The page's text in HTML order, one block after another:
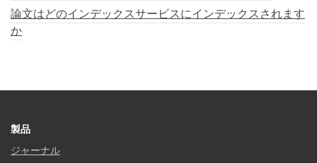
論文はどのインデックスサービスにインデックスされます
か
製品
ジャーナル